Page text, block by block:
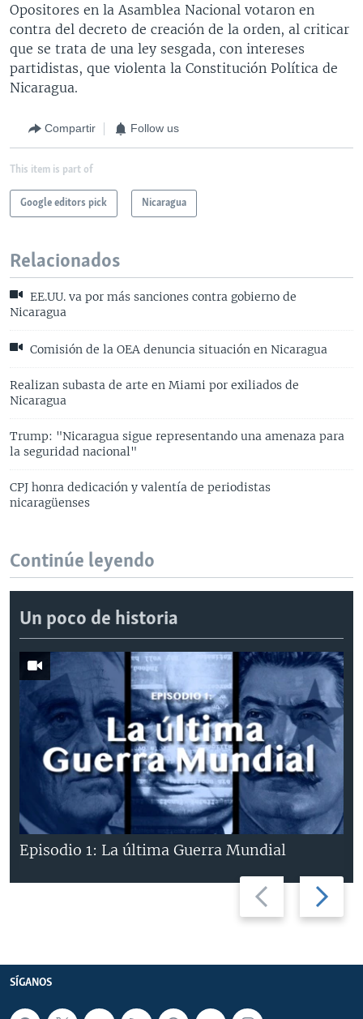
Opositores en la Asamblea Nacional votaron en
contra del decreto de creación de la orden, al criticar
que se trata de una ley sesgada, con intereses
partidistas, que violenta la Constitución Política de
Nicaragua.
Compartir Follow us
This item is part of
Google editors pick Nicaragua
Relacionados
EE.UU. va por más sanciones contra gobierno de
Nicaragua
Comisión de la OEA denuncia situación en Nicaragua
Realizan subasta de arte en Miami por exiliados de
Nicaragua
Trump: "Nicaragua sigue representando una amenaza para
la seguridad nacional"
CPJ honra dedicación y valentía de periodistas
nicaragüenses
Continúe leyendo
Un poco de historia
Previous
slide
Next
slide
Episodio 1: La última Guerra Mundial
SÍGANOS